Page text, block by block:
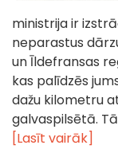
ministrija ir
neparastus
un Īldefransas
kas palīdzēs
dažu kilometru
galvaspilsētā.
[Lasīt vairāk]